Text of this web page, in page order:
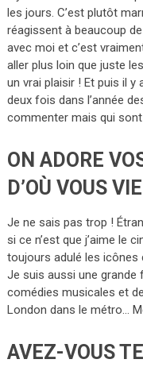
les jours. C’est plutôt
réagissent à beaucoup
avec moi et c’est
aller plus loin que juste
un vrai plaisir ! Et puis il
deux fois dans l’année
commenter mais qui sont
ON ADORE
D’OÙ VOUS
Je ne sais pas trop !
si ce n’est que j’aime le
toujours adulé les icônes
Je suis aussi une grande
comédies musicales et
London dans le métro…
AVEZ-VOUS